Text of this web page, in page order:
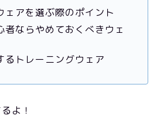
ェアを選ぶ際のポイント
者ならやめておくべきウェ
るトレーニングウェア
よ！